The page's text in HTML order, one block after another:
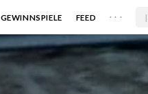
GEWINNSPIELE FEED . . .